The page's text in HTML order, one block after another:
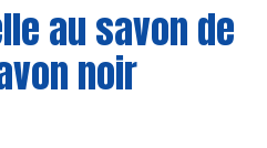
au savon de
noir